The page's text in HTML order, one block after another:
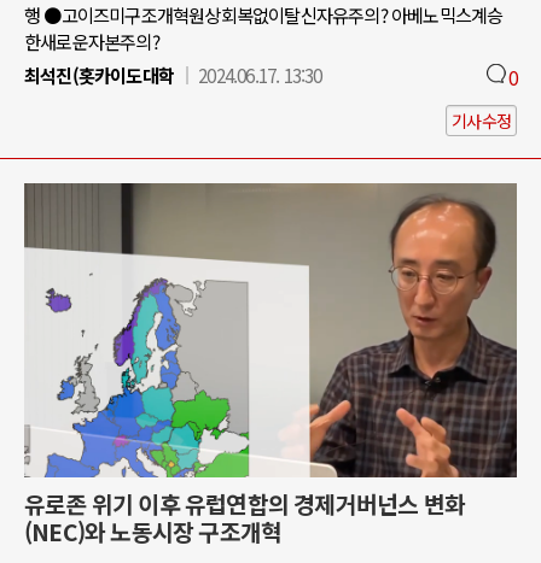
행 ●고이즈미구조개혁원상회복없이탈신자유주의? 아베노믹스계승
한새로운자본주의?
최석진(홋카이도대학
2024.06.17. 13:30 0
기사수정
유로존 위기 이후 유럽연합의 경제거버넌스 변화
(NEC)와 노동시장 구조개혁